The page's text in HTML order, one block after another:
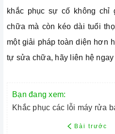
khắc phục sự cố không
chữa mà còn kéo dài tuổi
một giải pháp toàn diện hơn
tự sửa chữa, hãy liên hệ
Bạn đang xem:
Bài trước